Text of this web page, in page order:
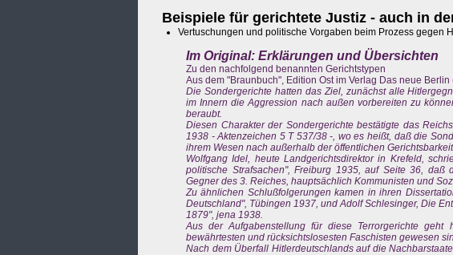
Beispiele für gerichtete Justiz - auch in
Vertuschungen und politische Vorgaben beim Prozess gegen
Im Original: Erklärungen und Übersichten
Zu den nachfolgend benannten Gerichtstypen
Aus dem "Braunbuch", Edition Ost im Verlag Das neue Berlin
Die Sondergerichte hatten das Ziel, zunächst alle
im Innern die Aggression nach außen vorbereiten zu
beraubt.
Diesen Charakter der Sondergerichte bestätigte das
1938 - Aktenzeichen 5 T 537/38 -, wo es heißt, daß die
ihrem Wesen nach außerhalb der öffentlichen
Wolfgang Idel, heute Landgerichtsdirektor in Krefeld,
politische Strafsachen", Freiburg 1935, auf Seite 36,
Gegner des 3. Reiches, hauptsächlich Kommunisten und
Zu ähnlichen Schlußfolgerungen kamen in ihren
Deutschland", Tübingen 1937, und Adolf Schlesinger, Die
1879", jena 1938.
Aus der Aufgabenstellung für diese Terrorgerichte
bewährtesten und rücksichtslosesten Faschisten gewesen
Nach dem Überfall Hitlerdeutschlands auf die